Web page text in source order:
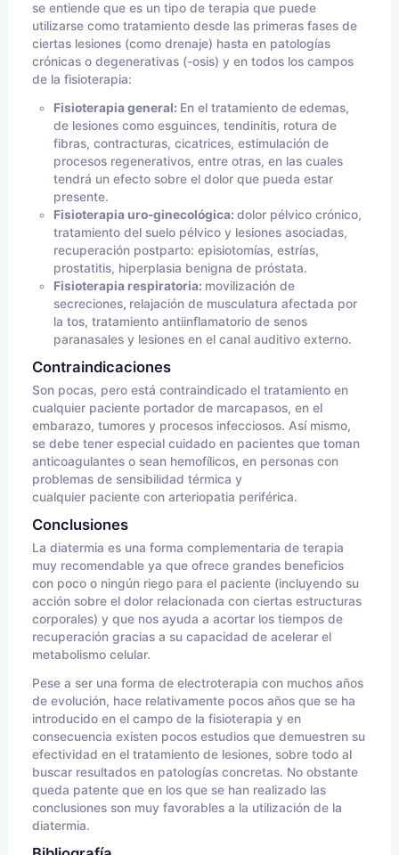
se entiende que es un tipo de terapia que puede
utilizarse como tratamiento desde las primeras fases de
ciertas lesiones (como drenaje) hasta en patologías
crónicas o degenerativas (-osis) y en todos los campos
de la fisioterapia:
Fisioterapia general: En el tratamiento deedemas,
de lesiones como esguinces, tendinitis, rotura de
fibras, contracturas, cicatrices, estimulación de
procesos regenerativos, entre otras, en las cuales
tendrá un efecto sobre el dolor que pueda estar
presente.
Fisioterapia uro-ginecológica: dolor pélvico crónico,
tratamiento del suelo pélvico y lesiones asociadas,
recuperación postparto: episiotomías, estrías,
prostatitis, hiperplasia benigna de próstata.
Fisioterapia respiratoria: movilización de
secreciones, relajación de musculatura afectada por
la tos, tratamiento antiinflamatorio de senos
paranasales y lesiones en el canal auditivo externo.
Contraindicaciones
Son pocas, pero está contraindicado el tratamiento en
cualquier paciente portador de marcapasos, en el
embarazo, tumores y procesos infecciosos. Así mismo,
se debe tener especial cuidado en pacientes que toman
anticoagulantes o sean hemofílicos, en personas con
problemas de sensibilidad térmica y
cualquier paciente con arteriopatia periférica.
Conclusiones
La diatermia es una forma complementaria de terapia
muy recomendable ya que ofrece grandes beneficios
con poco o ningún riego para el paciente (incluyendo su
acción sobre el dolor relacionada con ciertas estructuras
corporales) y que nos ayuda a acortar los tiempos de
recuperación gracias a su capacidad de acelerar el
metabolismo celular.
Pese a ser una forma de electroterapia con muchos años
de evolución, hace relativamente pocos años que se ha
introducido en el campo de la fisioterapia y en
consecuencia existen pocos estudios que demuestren su
efectividad en el tratamiento de lesiones, sobre todo al
buscar resultados en patologías concretas. No obstante
queda patente que en los que se han realizado las
conclusiones son muy favorables a la utilización de la
diatermia.